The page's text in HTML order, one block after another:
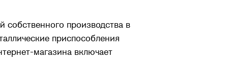
собственного производства в
приспособления
магазина включает